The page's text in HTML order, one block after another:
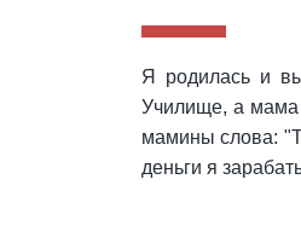
Я родилась и
Училище, а мама
мамины слова:
деньги я